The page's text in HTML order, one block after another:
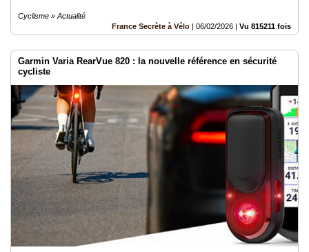
Cyclisme » Actualité
France Secrète à Vélo | 06/02/2026 | Vu 815211 fois
Garmin Varia RearVue 820 : la nouvelle référence en sécurité
cycliste